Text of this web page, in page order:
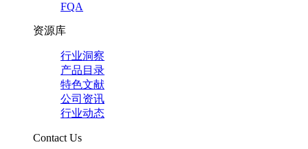
FQA
资源库
行业洞察
产品目录
特色文献
公司资讯
行业动态
Contact Us